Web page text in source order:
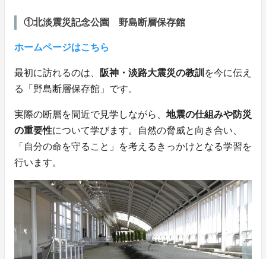
①北淡震災記念公園 野島断層保存館
ホームページはこちら
最初に訪れるのは、 阪神・淡路大震災の教訓 を今に伝え
る「野島断層保存館」です。
実際の断層を間近で見学しながら、 地震の仕組みや防災
の重要性について学びます。自然の脅威と向き合い、
「自分の命を守ること」を考えるきっかけとなる学習を
行います。